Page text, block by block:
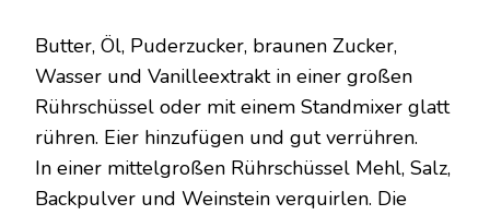
Butter, Öl, Puderzucker, braunen Zucker,
Wasser und Vanilleextrakt in einer großen
Rührschüssel oder mit einem Standmixer glatt
rühren. Eier hinzufügen und gut verrühren.
In einer mittelgroßen Rührschüssel Mehl, Salz,
Backpulver und Weinstein verquirlen. Die